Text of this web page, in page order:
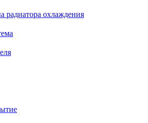
радиатора охлаждения